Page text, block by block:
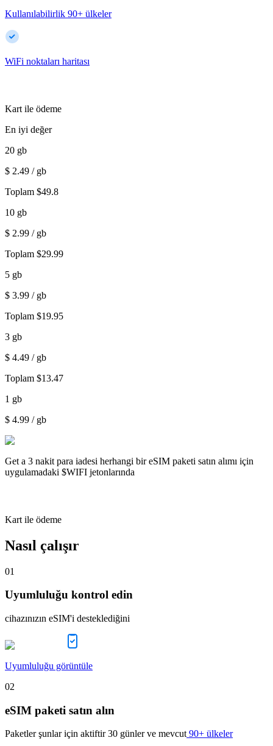
Kullanılabilirlik 90+ ülkeler
WiFi noktaları haritası
Kart ile ödeme
En iyi değer
20 gb
$ 2.49 / gb
Toplam $49.8
10 gb
$ 2.99 / gb
Toplam $29.99
5 gb
$ 3.99 / gb
Toplam $19.95
3 gb
$ 4.49 / gb
Toplam $13.47
1 gb
$ 4.99 / gb
Get a 3 nakit para iadesi herhangi bir eSIM paketi satın alımı için
uygulamadaki $WIFI jetonlarında
Kart ile ödeme
Nasıl çalışır
01
Uyumluluğu kontrol edin
cihazınızın eSIM'i desteklediğini
Uyumluluğu görüntüle
02
eSIM paketi satın alın
Paketler şunlar için aktiftir 30 günler ve mevcut 90+ ülkeler